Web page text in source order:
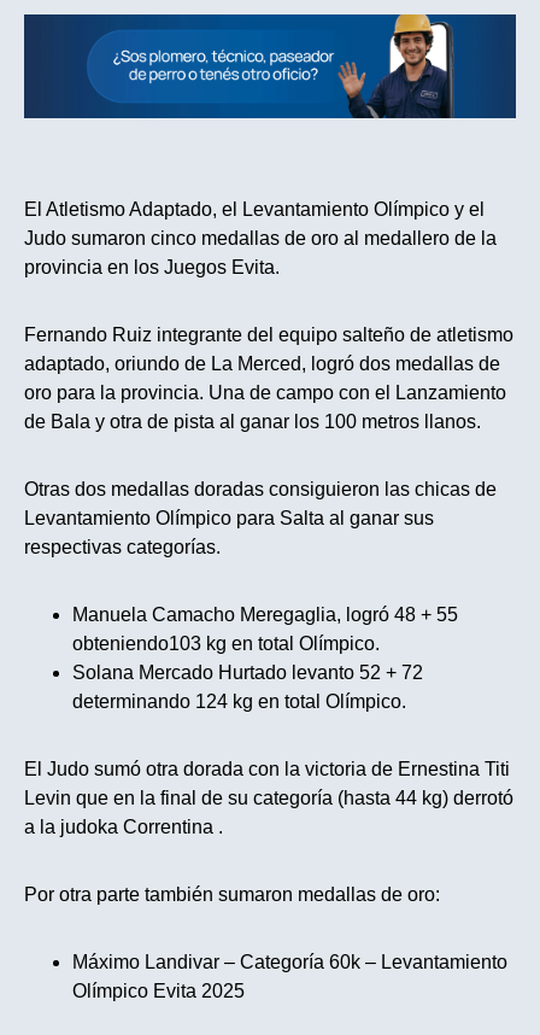
El Atletismo Adaptado, el Levantamiento Olímpico y el
Judo sumaron cinco medallas de oro al medallero de la
provincia en los Juegos Evita.
Fernando Ruiz integrante del equipo salteño de atletismo
adaptado, oriundo de La Merced, logró dos medallas de
oro para la provincia. Una de campo con el Lanzamiento
de Bala y otra de pista al ganar los 100 metros llanos.
Otras dos medallas doradas consiguieron las chicas de
Levantamiento Olímpico para Salta al ganar sus
respectivas categorías.
Manuela Camacho Meregaglia, logró 48 + 55
obteniendo103 kg en total Olímpico.
Solana Mercado Hurtado levanto 52 + 72
determinando 124 kg en total Olímpico.
El Judo sumó otra dorada con la victoria de Ernestina Titi
Levin que en la final de su categoría (hasta 44 kg) derrotó
a la judoka Correntina .
Por otra parte también sumaron medallas de oro:
Máximo Landivar – Categoría 60k – Levantamiento
Olímpico Evita 2025